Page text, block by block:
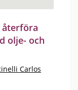
olje- och
Carlos